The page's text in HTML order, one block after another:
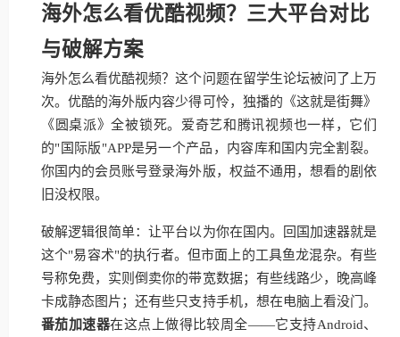
海外怎么看优酷视频？三大平台对比
与破解方案
海外怎么看优酷视频？这个问题在留学生论坛被问了上万
次。优酷的海外版内容少得可怜，独播的《这就是街舞》
《圆桌派》全被锁死。爱奇艺和腾讯视频也一样，它们
的"国际版"APP是另一个产品，内容库和国内完全割裂。
你国内的会员账号登录海外版，权益不通用，想看的剧依
旧没权限。
破解逻辑很简单：让平台以为你在国内。回国加速器就是
这个"易容术"的执行者。但市面上的工具鱼龙混杂。有些
号称免费，实则倒卖你的带宽数据；有些线路少，晚高峰
卡成静态图片；还有些只支持手机，想在电脑上看没门。
番茄加速器在这点上做得比较周全——它支持Android、